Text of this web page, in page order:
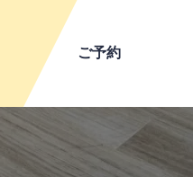
ご予約